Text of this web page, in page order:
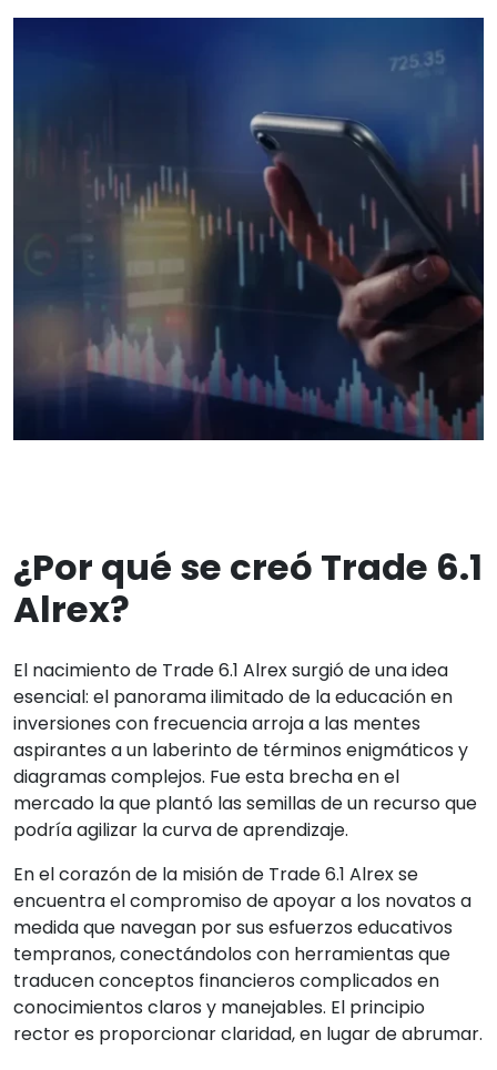
¿Por qué se creó Trade 6.1
Alrex?
El nacimiento de Trade 6.1 Alrex surgió de una idea
esencial: el panorama ilimitado de la educación en
inversiones con frecuencia arroja a las mentes
aspirantes a un laberinto de términos enigmáticos y
diagramas complejos. Fue esta brecha en el
mercado la que plantó las semillas de un recurso que
podría agilizar la curva de aprendizaje.
En el corazón de la misión de Trade 6.1 Alrex se
encuentra el compromiso de apoyar a los novatos a
medida que navegan por sus esfuerzos educativos
tempranos, conectándolos con herramientas que
traducen conceptos financieros complicados en
conocimientos claros y manejables. El principio
rector es proporcionar claridad, en lugar de abrumar.